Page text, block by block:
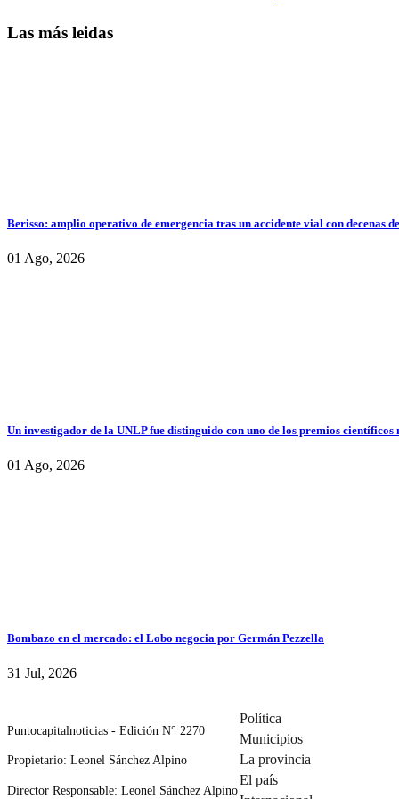
Las más leidas
Berisso: amplio operativo de emergencia tras un accidente vial con decenas
01 Ago, 2026
Un investigador de la UNLP fue distinguido con uno de los premios científicos
01 Ago, 2026
Bombazo en el mercado: el Lobo negocia por Germán Pezzella
31 Jul, 2026
Puntocapitalnoticias - Edición N° 2270
Propietario: Leonel Sánchez Alpino
Director Responsable: Leonel Sánchez Alpino
Política
Municipios
La provincia
El país